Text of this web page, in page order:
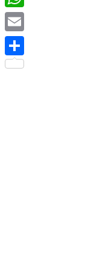
WhatsApp
Email
Compartir